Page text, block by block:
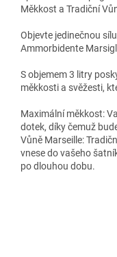
Měkkost a Tradiční
Objevte jedinečnou
Ammorbidente
S objemem 3 litry
měkkosti a svěžesti,
Maximální měkkost:
dotek, díky čemuž
Vůně Marseille:
vnese do vašeho
po dlouhou dobu.